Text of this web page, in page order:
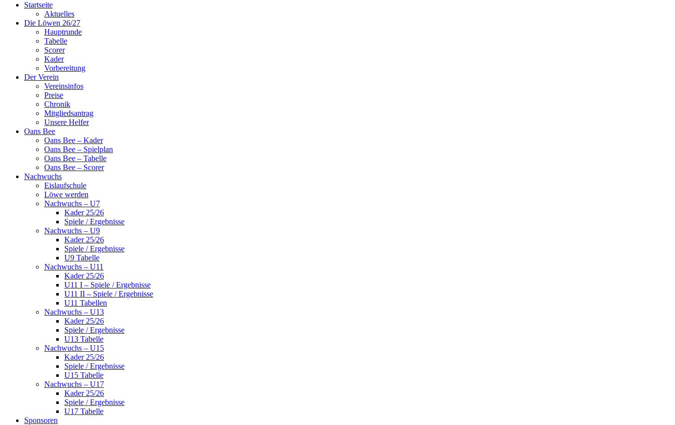
Startseite
Aktuelles
Die Löwen 26/27
Hauptrunde
Tabelle
Scorer
Kader
Vorbereitung
Der Verein
Vereinsinfos
Preise
Chronik
Mitgliedsantrag
Unsere Helfer
Oans Bee
Oans Bee – Kader
Oans Bee – Spielplan
Oans Bee – Tabelle
Oans Bee – Scorer
Nachwuchs
Eislaufschule
Löwe werden
Nachwuchs – U7
Kader 25/26
Spiele / Ergebnisse
Nachwuchs – U9
Kader 25/26
Spiele / Ergebnisse
U9 Tabelle
Nachwuchs – U11
Kader 25/26
U11 I – Spiele / Ergebnisse
U11 II – Spiele / Ergebnisse
U11 Tabellen
Nachwuchs – U13
Kader 25/26
Spiele / Ergebnisse
U13 Tabelle
Nachwuchs – U15
Kader 25/26
Spiele / Ergebnisse
U15 Tabelle
Nachwuchs – U17
Kader 25/26
Spiele / Ergebnisse
U17 Tabelle
Sponsoren